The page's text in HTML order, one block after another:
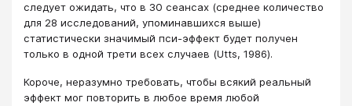
следует ожидать, что в 30 сеансах (среднее количество
для 28 исследований, упоминавшихся выше)
статистически значимый пси-эффект будет получен
только в одной трети всех случаев (Utts, 1986).
Короче, неразумно требовать, чтобы всякий реальный
эффект мог повторить в любое время любой